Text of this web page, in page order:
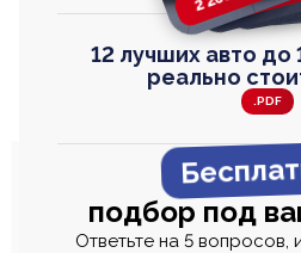
12 лучших авто до
реально
.PDF
подбор под
Ответьте на 5